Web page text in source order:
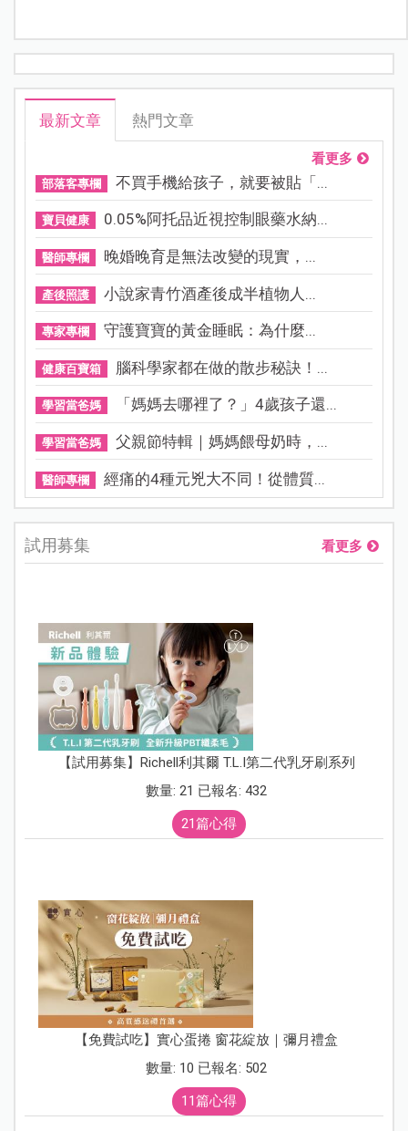
最新文章 熱門文章
看更多
部落客專欄 不買手機給孩子，就要被貼「...
寶貝健康 0.05%阿托品近視控制眼藥水納...
醫師專欄 晚婚晚育是無法改變的現實，...
產後照護 小說家青竹酒產後成半植物人...
專家專欄 守護寶寶的黃金睡眠：為什麼...
健康百寶箱 腦科學家都在做的散步秘訣！...
學習當爸媽 「媽媽去哪裡了？」4歲孩子還...
學習當爸媽 父親節特輯｜媽媽餵母奶時，...
醫師專欄 經痛的4種元兇大不同！從體質...
試用募集 看更多
【試用募集】Richell利其爾 T.L.I第二代乳牙刷系列
數量: 21 已報名: 432
21篇心得
【免費試吃】實心蛋捲 窗花綻放｜彌月禮盒
數量: 10 已報名: 502
11篇心得